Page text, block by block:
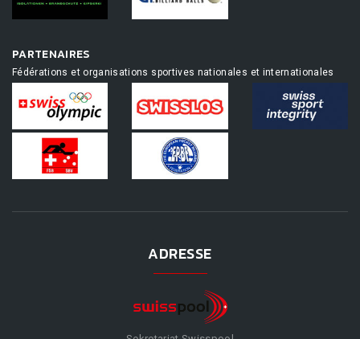
PARTENAIRES
Fédérations et organisations sportives nationales et internationales
ADRESSE